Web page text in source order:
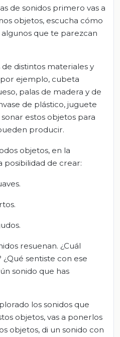
de sonidos primero vas a
objetos, escucha cómo
algunos que te parezcan
distintos materiales y
ejemplo, cubeta
palas de madera y de
de plástico, juguete
estos objetos para
producir.
objetos, en la
posibilidad de crear:
resuenan. ¿Cuál
sentiste con ese
sonido que has
los sonidos que
objetos, vas a ponerlos
objetos, di un sonido con